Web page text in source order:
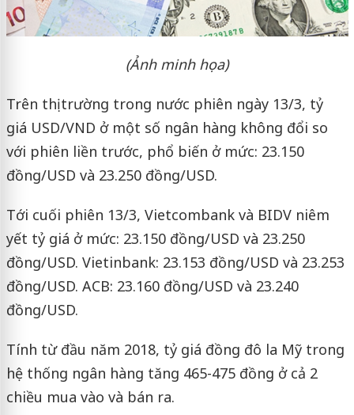
(Ảnh minh họa)
Trên thị trường trong nước phiên ngày 13/3, tỷ
giá USD/VND ở một số ngân hàng không đổi so
với phiên liền trước, phổ biến ở mức: 23.150
đồng/USD và 23.250 đồng/USD.
Tới cuối phiên 13/3, Vietcombank và BIDV niêm
yết tỷ giá ở mức: 23.150 đồng/USD và 23.250
đồng/USD. Vietinbank: 23.153 đồng/USD và 23.253
đồng/USD. ACB: 23.160 đồng/USD và 23.240
đồng/USD.
Tính từ đầu năm 2018, tỷ giá đồng đô la Mỹ trong
hệ thống ngân hàng tăng 465-475 đồng ở cả 2
chiều mua vào và bán ra.